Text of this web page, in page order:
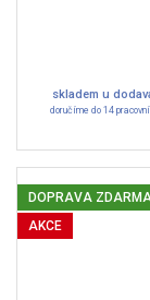
skladem u
doručíme do 14
DOPRAVA
AKCE